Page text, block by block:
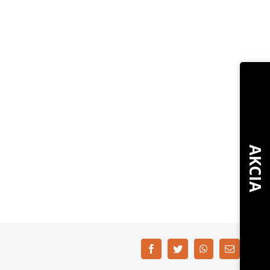
FacebookTwitterWhatsApp
Email
AKCIA